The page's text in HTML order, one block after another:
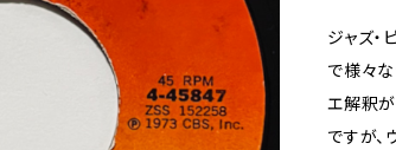
ジャズ・
で様々
エ解釈
ですが、